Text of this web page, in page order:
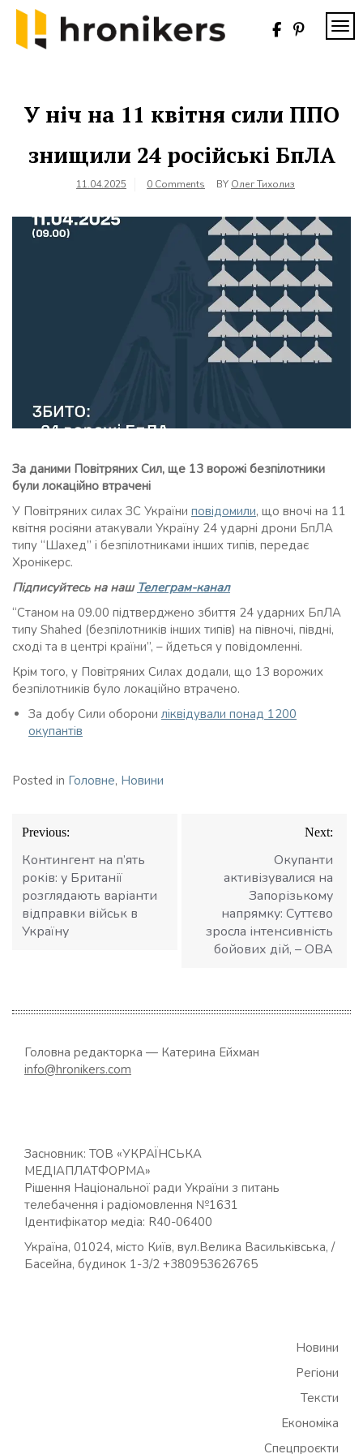
Skip
content
У ніч на 11 квітня сили ППО
знищили 24 російські БпЛА
11.04.2025 0 Comments BY Олег Тихолиз
За даними Повітряних Сил, ще 13 ворожі безпілотники
були локаційно втрачені
У Повітряних силах ЗС України повідомили, що вночі на 11
квітня росіяни атакували Україну 24 ударні дрони БпЛА
типу “Шахед” і безпілотниками інших типів, передає
Хронікерс.
Підписуйтесь на наш Телеграм-канал
“Станом на 09.00 підтверджено збиття 24 ударних БпЛА
типу Shahed (безпілотників інших типів) на півночі, півдні,
сході та в центрі країни”, – йдеться у повідомленні.
Крім того, у Повітряних Силах додали, що 13 ворожих
безпілотників було локаційно втрачено.
За добу Сили оборони ліквідували понад 1200
окупантів
Posted in Головне, Новини
Навігація
записів
Previous:
Контингент на п’ять
років: у Британії
розглядають варіанти
відправки військ в
Україну
Next:
Окупанти
активізувалися на
Запорізькому
напрямку: Суттєво
зросла інтенсивність
бойових дій, – ОВА
Головна редакторка — Катерина Ейхман
info@hronikers.com
Засновник: ТОВ «УКРАЇНСЬКА
МЕДІАПЛАТФОРМА»
Рішення Національної ради України з питань
телебачення і радіомовлення №1631
Ідентифікатор медіа: R40-06400
Україна, 01024, місто Київ, вул.Велика Васильківська, /
Басейна, будинок 1-3/2 +380953626765
Новини
Регіони
Тексти
Економіка
Спецпроєкти